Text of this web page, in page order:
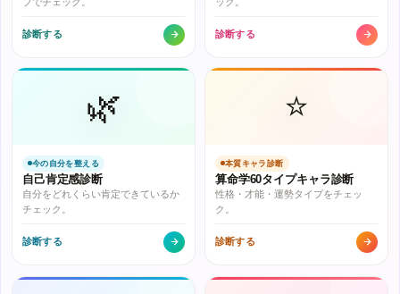
診断する 診断する
🌿
今の自分を整える
自己肯定感診断
自分をどれくらい肯定できているか
チェック。
診断する
⭐
本質キャラ診断
算命学60タイプキャラ診断
性格・才能・運勢タイプをチェッ
ク。
診断する